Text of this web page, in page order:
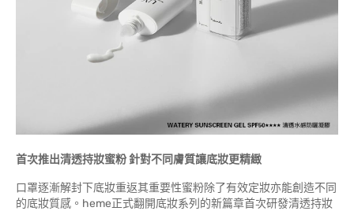
首次推出清透持妝蜜粉 針對不同膚質讓底妝更精緻
口罩逐漸解封下底妝重返其重要性蜜粉除了有效定妝亦能創造不同
的底妝質感。heme正式翻開底妝系列的新篇章首次研發清透持妝